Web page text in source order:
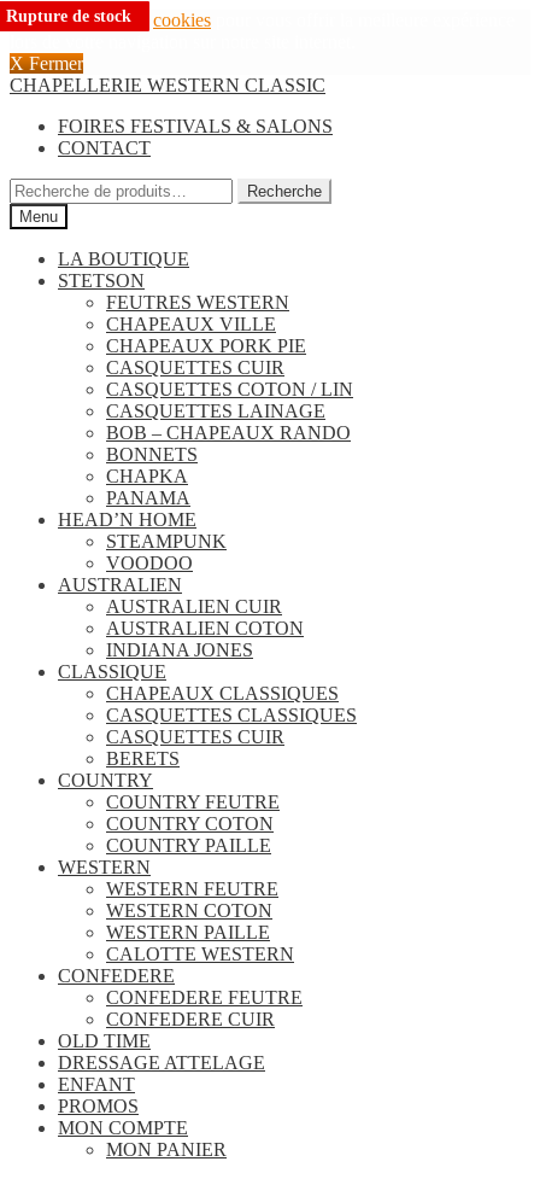
Nous utilisons des cookies
X Fermer
Aller
navigation
Aller
contenu
CHAPELLERIE WESTERN CLASSIC
FOIRES FESTIVALS & SALONS
CONTACT
Recherche
pour :
Recherche
Menu
LA BOUTIQUE
STETSON
FEUTRES WESTERN
CHAPEAUX VILLE
CHAPEAUX PORK PIE
CASQUETTES CUIR
CASQUETTES COTON / LIN
CASQUETTES LAINAGE
BOB – CHAPEAUX RANDO
BONNETS
CHAPKA
PANAMA
HEAD’N HOME
STEAMPUNK
VOODOO
AUSTRALIEN
AUSTRALIEN CUIR
AUSTRALIEN COTON
INDIANA JONES
CLASSIQUE
CHAPEAUX CLASSIQUES
CASQUETTES CLASSIQUES
CASQUETTES CUIR
BERETS
COUNTRY
COUNTRY FEUTRE
COUNTRY COTON
COUNTRY PAILLE
WESTERN
WESTERN FEUTRE
WESTERN COTON
WESTERN PAILLE
CALOTTE WESTERN
CONFEDERE
CONFEDERE FEUTRE
CONFEDERE CUIR
OLD TIME
DRESSAGE ATTELAGE
ENFANT
PROMOS
MON COMPTE
MON PANIER
Rupture de stock
Rupture de stock
Rupture de stock
Rupture de stock
Rupture de stock
Rupture de stock
Rupture de stock
Rupture de stock
Rupture de stock
Rupture de stock
Rupture de stock
Rupture de stock
Rupture de stock